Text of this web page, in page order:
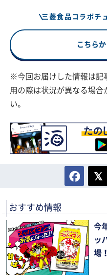
三菱食品コラボチ
こちら
※今回お届けした情報は記
用の際は状況が異なる場
い。
おすすめ情報
今
ッ
場！